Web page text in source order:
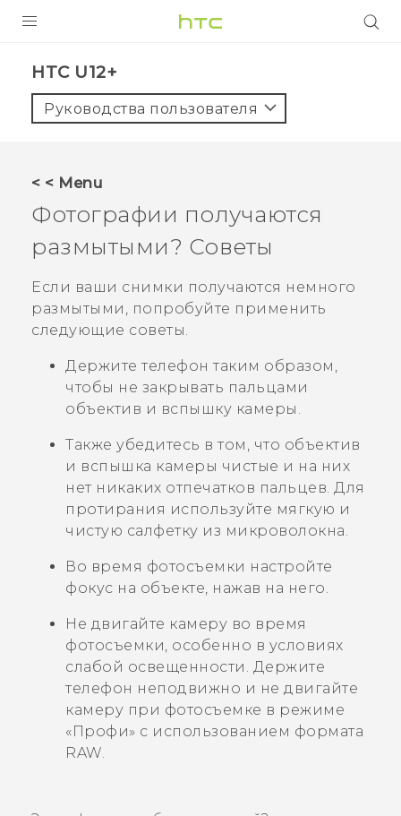
5G
VIVERSE
ПОДДЕРЖКА
HTC U12+‎
Руководства пользователя
< < Menu
Фотографии получаются
размытыми? Советы
Если ваши снимки получаются немного
размытыми, попробуйте применить
следующие советы.
Держите телефон таким образом,
чтобы не закрывать пальцами
объектив и вспышку камеры.
Также убедитесь в том, что объектив
и вспышка камеры чистые и на них
нет никаких отпечатков пальцев. Для
протирания используйте мягкую и
чистую салфетку из микроволокна.
Во время фотосъемки настройте
фокус на объекте, нажав на него.
Не двигайте камеру во время
фотосъемки, особенно в условиях
слабой освещенности. Держите
телефон неподвижно и не двигайте
камеру при фотосъемке в режиме
«Профи» с использованием формата
RAW.